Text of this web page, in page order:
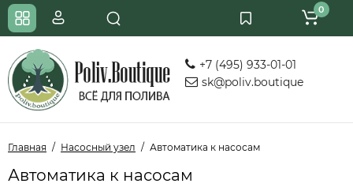
+7 (495) 933-01-01
sk@poliv.boutique
0
Главная Насосный узел Автоматика к насосам
Автоматика к насосам